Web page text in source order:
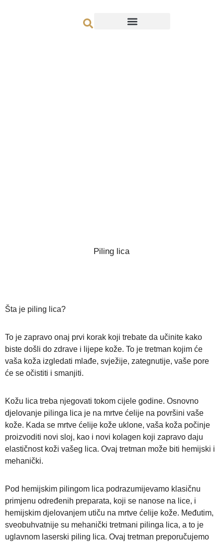
Piling lica
Šta je piling lica?
To je zapravo onaj prvi korak koji trebate da učinite kako
biste došli do zdrave i lijepe kože. To je tretman kojim će
vaša koža izgledati mlađe, svježije, zategnutije, vaše pore
će se očistiti i smanjiti.
Kožu lica treba njegovati tokom cijele godine. Osnovno
djelovanje pilinga lica je na mrtve ćelije na površini vaše
kože. Kada se mrtve ćelije kože uklone, vaša koža počinje
proizvoditi novi sloj, kao i novi kolagen koji zapravo daju
elastičnost koži vašeg lica. Ovaj tretman može biti hemijski i
mehanički.
Pod hemijskim pilingom lica podrazumijevamo klasičnu
primjenu određenih preparata, koji se nanose na lice, i
hemijskim djelovanjem utiču na mrtve ćelije kože. Međutim,
sveobuhvatnije su mehanički tretmani pilinga lica, a to je
uglavnom laserski piling lica. Ovaj tretman preporučujemo